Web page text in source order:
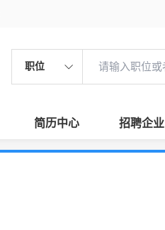
职位
简历中心 招聘企业